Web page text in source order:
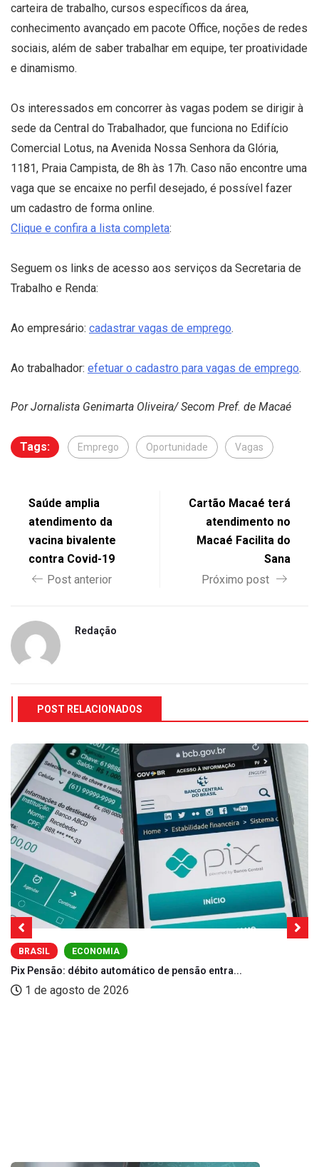
carteira de trabalho, cursos específicos da área,
conhecimento avançado em pacote Office, noções de redes
sociais, além de saber trabalhar em equipe, ter proatividade
e dinamismo.
Os interessados em concorrer às vagas podem se dirigir à
sede da Central do Trabalhador, que funciona no Edifício
Comercial Lotus, na Avenida Nossa Senhora da Glória,
1181, Praia Campista, de 8h às 17h. Caso não encontre uma
vaga que se encaixe no perfil desejado, é possível fazer
um cadastro de forma online.
Clique e confira a lista completa:
Seguem os links de acesso aos serviços da Secretaria de
Trabalho e Renda:
Ao empresário: cadastrar vagas de emprego.
Ao trabalhador: efetuar o cadastro para vagas de emprego.
Por Jornalista Genimarta Oliveira/ Secom Pref. de Macaé
Tags: Emprego Oportunidade Vagas
Saúde amplia
atendimento da
vacina bivalente
contra Covid-19
Post anterior
Cartão Macaé terá
atendimento no
Macaé Facilita do
Sana
Próximo post
Redação
POST RELACIONADOS
BRASIL ECONOMIA
Pix Pensão: débito automático de pensão entra...
1 de agosto de 2026